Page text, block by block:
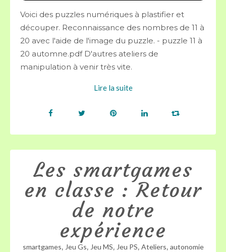
Voici des puzzles numériques à plastifier et
découper. Reconnaissance des nombres de 11 à
20 avec l'aide de l'image du puzzle. - puzzle 11 à
20 automne.pdf D'autres ateliers de
manipulation à venir très vite.
Lire la suite
Les smartgames
en classe : Retour
de notre
expérience
smartgames, Jeu Gs, Jeu MS, Jeu PS, Ateliers, autonomie